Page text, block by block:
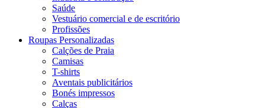
Saúde
Vestuário comercial e de escritório
Profissões
Roupas Personalizadas
Calções de Praia
Camisas
T-shirts
Aventais publicitários
Bonés impressos
Calças